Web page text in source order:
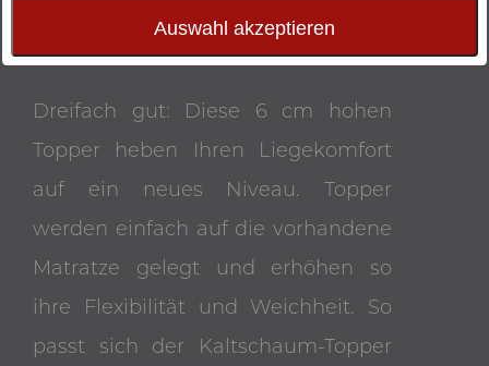
Dreifach gut: Diese 6 cm hohen
Topper heben Ihren Liegekomfort
auf ein neues Niveau. Topper
werden einfach auf die vorhandene
Matratze gelegt und erhöhen so
ihre Flexibilität und Weichheit. So
passt sich der Kaltschaum-Topper
Auswahl akzeptieren